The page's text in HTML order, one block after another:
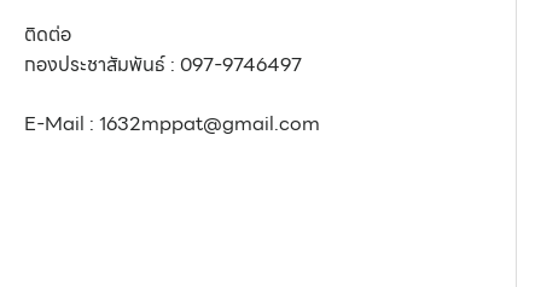
ติดต่อ
กองประชาสัมพันธ์ : 097-9746497
E-Mail : 1632mppat@gmail.com